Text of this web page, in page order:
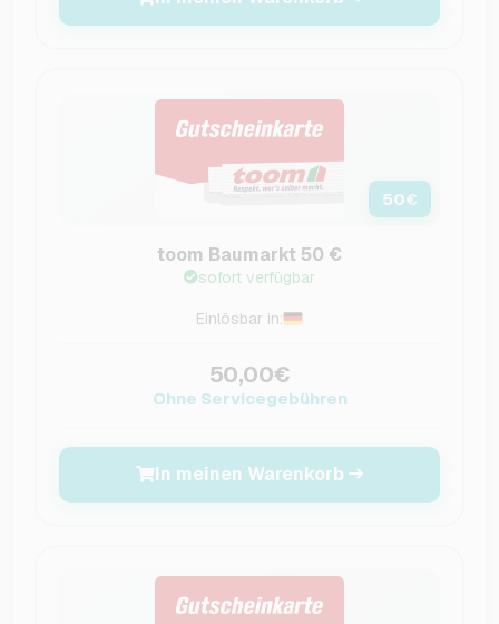
50€
toom Baumarkt 50 €
sofort verfügbar
Einlösbar in:
50,00€
Ohne Servicegebühren
In meinen Warenkorb